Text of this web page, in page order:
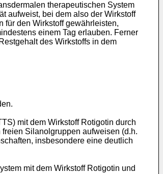
therapeutischen System
aufweist, bei dem also der Wirkstoff
für den Wirkstoff gewährleisten,
einem Tag erlauben. Ferner
des Wirkstoffs in dem
mit dem Wirkstoff Rotigotin durch
Silanolgruppen aufweisen (d.h.
insbesondere eine deutlich
mit dem Wirkstoff Rotigotin und